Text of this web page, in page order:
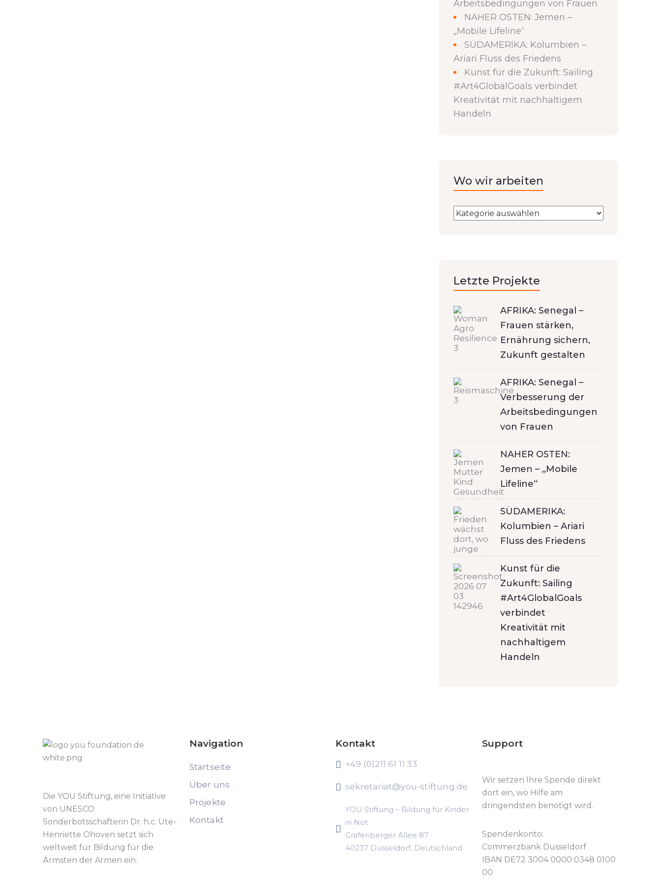
Arbeitsbedingungen von Frauen
NAHER OSTEN: Jemen –
„Mobile Lifeline“
SÜDAMERIKA: Kolumbien –
Ariari Fluss des Friedens
Kunst für die Zukunft: Sailing
#Art4GlobalGoals verbindet
Kreativität mit nachhaltigem
Handeln
Wo wir arbeiten
Letzte Projekte
AFRIKA: Senegal –
Frauen stärken,
Ernährung sichern,
Zukunft gestalten
AFRIKA: Senegal –
Verbesserung der
Arbeitsbedingungen
von Frauen
NAHER OSTEN:
Jemen – „Mobile
Lifeline“
SÜDAMERIKA:
Kolumbien – Ariari
Fluss des Friedens
Kunst für die
Zukunft: Sailing
#Art4GlobalGoals
verbindet
Kreativität mit
nachhaltigem
Handeln
Die YOU Stiftung, eine Initiative
von UNESCO
Sonderbotsschafterin Dr. h.c. Ute-
Henriette Ohoven setzt sich
weltweit für Bildung für die
Ärmsten der Armen ein.
Navigation
Startseite
Über uns
Projekte
Kontakt
Kontakt
+49 (0)211 61 11 33
sekretariat@you-stiftung.de
YOU Stiftung – Bildung für Kinder
in Not
Grafenberger Allee 87
40237 Düsseldorf, Deutschland
Support
Wir setzen Ihre Spende direkt
dort ein, wo Hilfe am
dringendsten benötigt wird.
Spendenkonto:
Commerzbank Düsseldorf
IBAN DE72 3004 0000 0348 0100
00